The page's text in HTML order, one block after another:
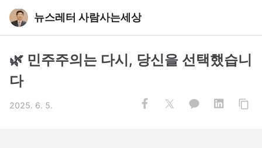
뉴스레터 사람사는세상
🌿 민주주의는 다시, 당신을 선택했습니
다
2025. 6. 5.